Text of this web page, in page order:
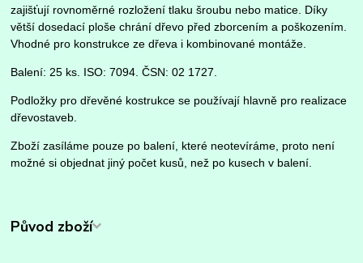
zajišťují rovnoměrné rozložení tlaku šroubu nebo matice. Díky
větší dosedací ploše chrání dřevo před zborcením a poškozením.
Vhodné pro konstrukce ze dřeva i kombinované montáže.
Balení: 25 ks. ISO: 7094. ČSN: 02 1727.
Podložky pro dřevěné kostrukce se používají hlavně pro realizace
dřevostaveb.
Zboží zasíláme pouze po balení, které neotevíráme, proto není
možné si objednat jiný počet kusů, než po kusech v balení.
Původ zboží